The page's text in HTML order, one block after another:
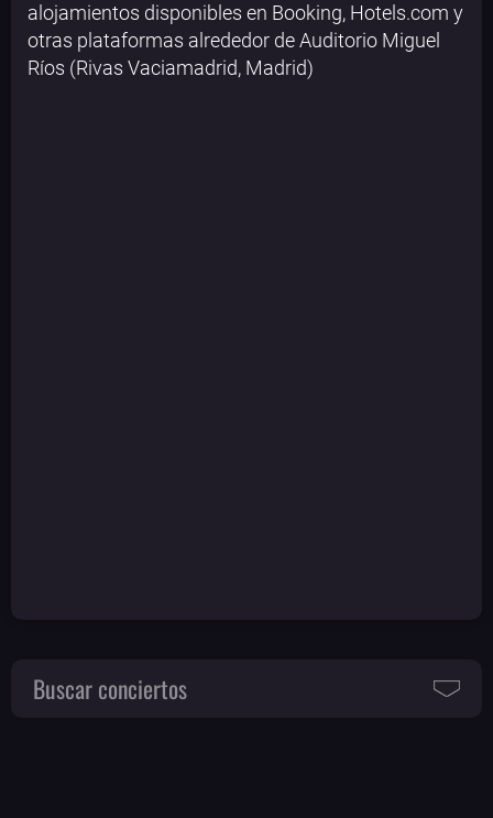
alojamientos disponibles en Booking, Hotels.com y
otras plataformas alrededor de Auditorio Miguel
Ríos (Rivas Vaciamadrid, Madrid)
Buscar conciertos